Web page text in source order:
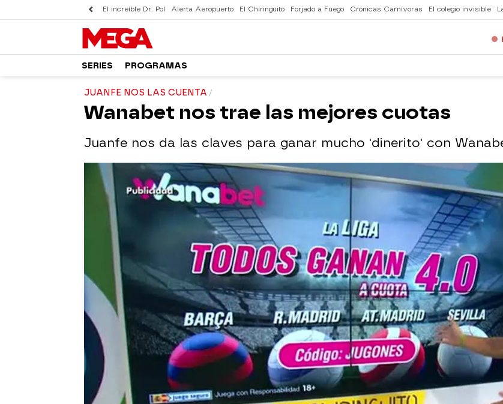
El increíble Dr. Pol Alerta Aeropuerto El Chiringuito Forjado a Fuego Crónicas Carnívoras El colegio invisible
SERIES PROGRAMAS
JUANFE NOS LAS CUENTA
Wanabet nos trae las mejores cuotas
Juanfe nos da las claves para ganar mucho 'dinerito' con
mega
Madrid
Publicado: 08 de junio de 2018, 18:09
WhatsappFacebook
X